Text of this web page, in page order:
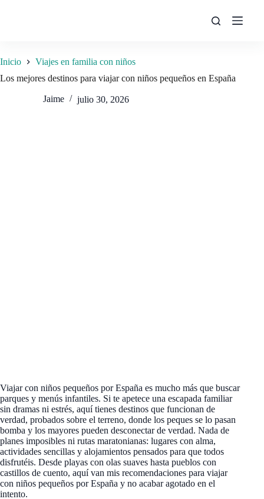
Inicio
Viajes en familia con niños
Los mejores destinos para viajar con niños pequeños en España
Jaime julio 30, 2026
Viajar con niños pequeños por España es mucho más que buscar
parques y menús infantiles. Si te apetece una escapada familiar
sin dramas ni estrés, aquí tienes destinos que funcionan de
verdad, probados sobre el terreno, donde los peques se lo pasan
bomba y los mayores pueden desconectar de verdad. Nada de
planes imposibles ni rutas maratonianas: lugares con alma,
actividades sencillas y alojamientos pensados para que todos
disfrutéis. Desde playas con olas suaves hasta pueblos con
castillos de cuento, aquí van mis recomendaciones para viajar
con niños pequeños por España y no acabar agotado en el
intento.